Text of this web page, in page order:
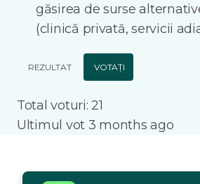
găsirea de surse
(clinică privată, servicii
REZULTAT VOTAȚI
Total voturi: 21
Ultimul vot 3 months ago